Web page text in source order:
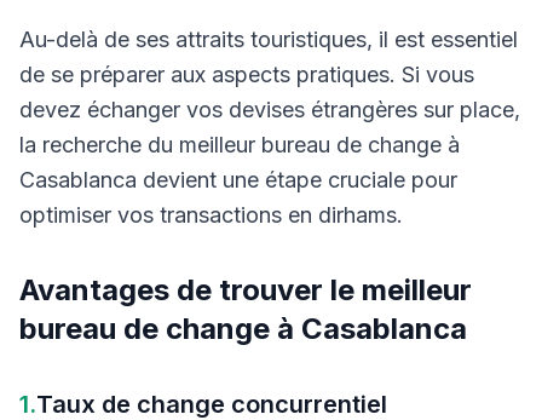
Au-delà de ses attraits touristiques, il est essentiel
de se préparer aux aspects pratiques. Si vous
devez échanger vos devises étrangères sur place,
la recherche du meilleur bureau de change à
Casablanca devient une étape cruciale pour
optimiser vos transactions en dirhams.
Avantages de trouver le meilleur
bureau de change à Casablanca
1.Taux de change concurrentiel